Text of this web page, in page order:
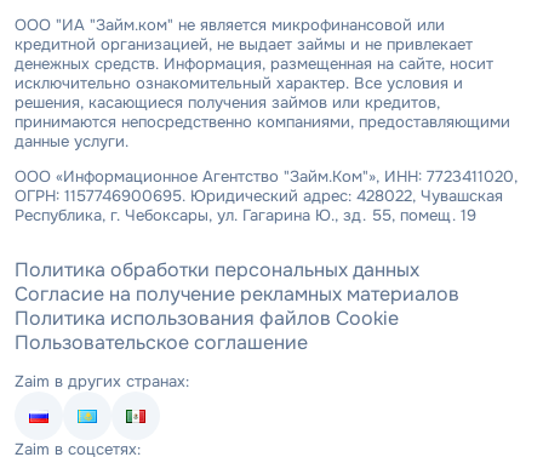
ООО "ИА "Займ.ком" не является микрофинансовой или
кредитной организацией, не выдает займы и не привлекает
денежных средств. Информация, размещенная на сайте, носит
исключительно ознакомительный характер. Все условия и
решения, касающиеся получения займов или кредитов,
принимаются непосредственно компаниями, предоставляющими
данные услуги.
ООО «Информационное Агентство "Займ.Ком"», ИНН: 7723411020,
ОГРН: 1157746900695. Юридический адрес: 428022, Чувашская
Республика, г. Чебоксары, ул. Гагарина Ю., зд. 55, помещ. 19
Политика обработки персональных данных
Согласие на получение рекламных материалов
Политика использования файлов Cookie
Пользовательское соглашение
Zaim в других странах:
Zaim в соцсетях: